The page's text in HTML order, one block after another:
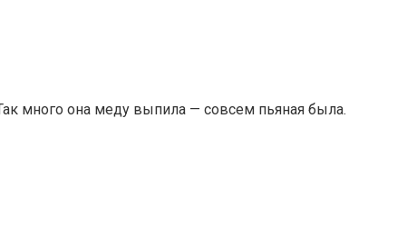
много она меду выпила — совсем пьяная была.